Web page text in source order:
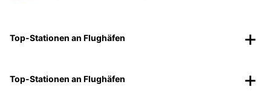
Top-Stationen an Flughäfen
Top-Stationen an Flughäfen